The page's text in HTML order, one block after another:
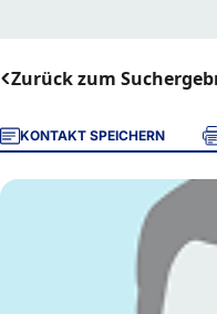
Zurück zum
KONTAKT SPEICHERN